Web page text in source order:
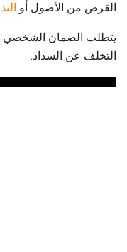
القرض من الأصول أو
يتطلب الضمان
التخلف عن السداد.